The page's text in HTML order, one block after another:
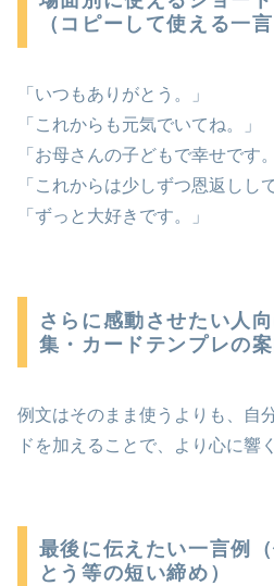
（コピーして使える一言
「いつもありがとう。」
「これからも元気でいてね。」
「お母さんの子どもで幸せです。
「これからは少しずつ恩返しし
「ずっと大好きです。」
さらに感動させたい人
集・カードテンプレの
例文はそのまま使うよりも、自
ドを加えることで、より心に響
最後に伝えたい一言例
とう等の短い締め）